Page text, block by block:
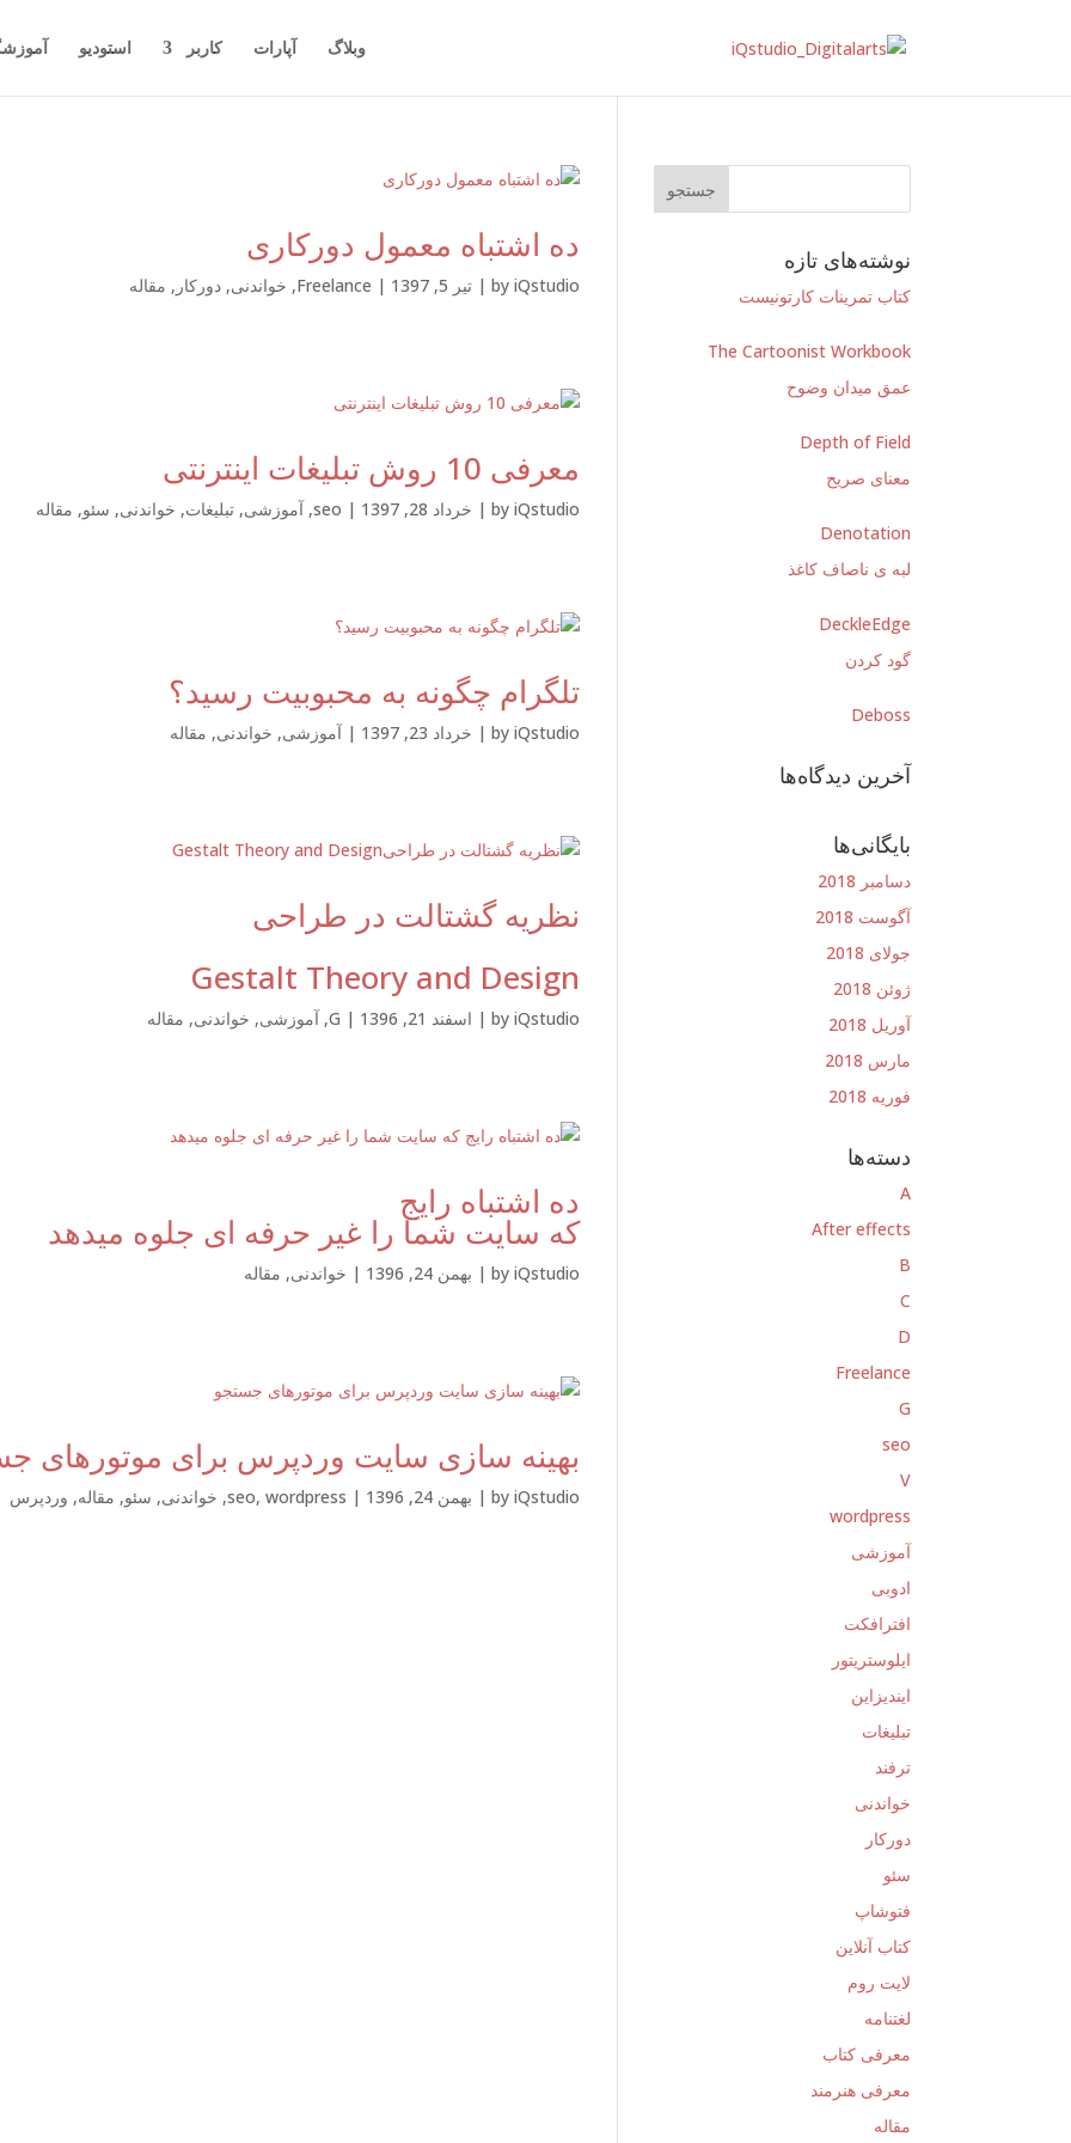
وبلاگ آپارات کاربر استودیو
ده اشتباه معمول دورکاری
by iQstudio
|تیر 5, 1397 |
Freelance
, خواندنی,دورکار , مقاله
معرفی 10 روش تبلیغات اینترنتی
by iQstudio
| خرداد 28, 1397 |
seo
,آموزشی,تبلیغات, خواندنی, سئو, مقاله
تلگرام چگونه به محبوبیت رسید؟
by iQstudio
| خرداد 23, 1397 |آموزشی, خواندنی, مقاله
نظریه گشتالت در طراحی
Gestalt Theory and Design
by iQstudio
| اسفند 21, 1396 |
G
,آموزشی, خواندنی, مقاله
ده اشتباه رایج
که سایت شما را غیر حرفه ای جلوه میدهد
by iQstudio
| بهمن 24, 1396 | خواندنی, مقاله
بهینه سازی سایت وردپرس برای موتورهای
by iQstudio
| بهمن 24, 1396 |
seo, wordpress
, خواندنی, سئو, مقاله, وردپرس
نوشته‌های تازه
کتاب تمرینات کارتونیست
The Cartoonist Workbook
عمق میدان وضوح
Depth of Field
معنای صریح
Denotation
لبه ی ناصاف کاغذ
DeckleEdge
گود کردن
Deboss
آخرین دیدگاه‌ها
بایگانی‌ها
دسامبر 2018
آگوست 2018
جولای 2018
ژوئن 2018
آوریل 2018
مارس 2018
فوریه 2018
دسته‌ها
A
After effects
B
C
D
Freelance
G
seo
V
wordpress
آموزشی
ادوبی
افترافکت
ایلوستریتور
ایندیزاین
تبلیغات
ترفند
خواندنی
دورکار
سئو
فتوشاپ
کتاب آنلاین
لایت روم
لغتنامه
معرفی کتاب
معرفی هنرمند
مقاله